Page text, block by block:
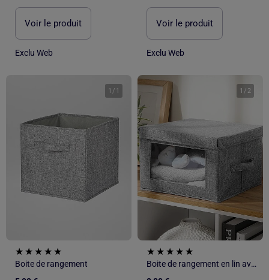
Voir le produit
Exclu Web
Voir le produit
Exclu Web
1 / 1
Boite de rangement
1 / 2
Boite de rangement en lin avec fenêtre transparente